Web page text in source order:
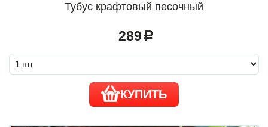
Тубус крафтовый песочный
289 a
КУПИТЬ